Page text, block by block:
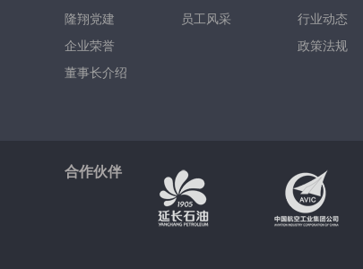
隆翔党建
企业荣誉
董事长介绍
员工风采
行业动态
政策法规
合作伙伴